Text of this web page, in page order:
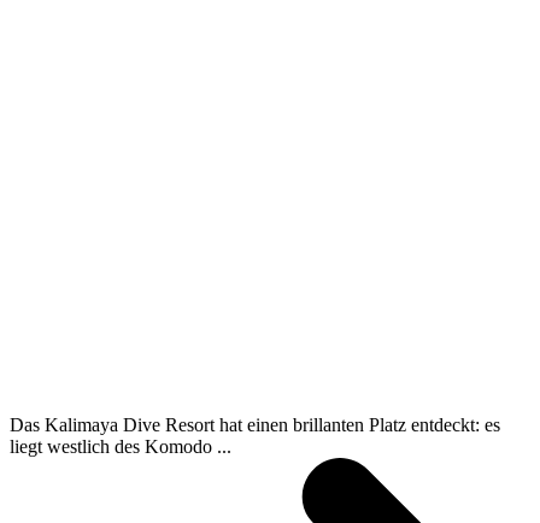
Das Kalimaya Dive Resort hat einen brillanten Platz entdeckt: es
liegt westlich des Komodo ...